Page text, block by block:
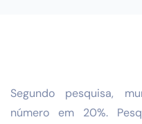
Segundo pesquisa,
número em 20%.